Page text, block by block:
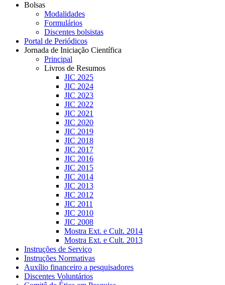
Bolsas
Modalidades
Formulários
Discentes bolsistas
Portal de Periódicos
Jornada de Iniciação Científica
Principal
Livros de Resumos
JIC 2025
JIC 2024
JIC 2023
JIC 2022
JIC 2021
JIC 2020
JIC 2019
JIC 2018
JIC 2017
JIC 2016
JIC 2015
JIC 2014
JIC 2013
JIC 2012
JIC 2011
JIC 2010
JIC 2008
Mostra Ext. e Cult. 2014
Mostra Ext. e Cult. 2013
Instruções de Serviço
Instruções Normativas
Auxílio financeiro a pesquisadores
Discentes Voluntários